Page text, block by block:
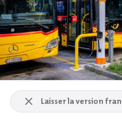
Laisser la version